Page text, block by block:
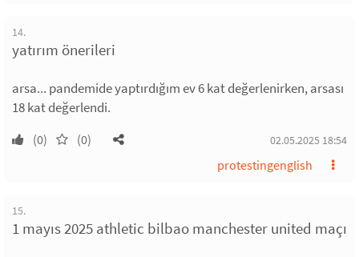
14.
yatırım önerileri
arsa... pandemide yaptırdığım ev 6 kat değerlenirken, arsası
18 kat değerlendi.
(0) (0) 02.05.2025 18:54
protestingenglish
15.
1 mayıs 2025 athletic bilbao manchester united maçı